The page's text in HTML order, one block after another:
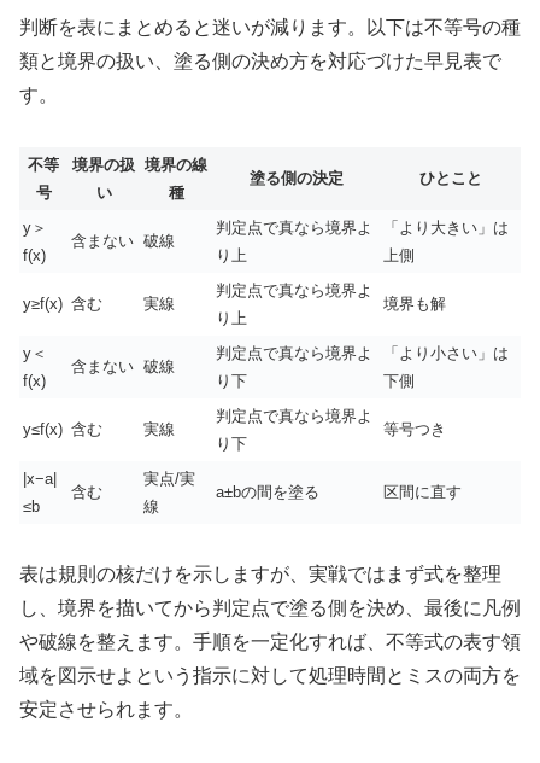
判断を表にまとめると迷いが減ります。以下は不等号の種
類と境界の扱い、塗る側の決め方を対応づけた早見表で
す。
不等
号
境界の扱
い
境界の線
種
塗る側の決定 ひとこと
y＞
f(x)
含まない 破線
判定点で真なら境界よ
り上
「より大きい」は
上側
y≥f(x) 含む 実線
判定点で真なら境界よ
り上
境界も解
y＜
f(x)
含まない 破線
判定点で真なら境界よ
り下
「より小さい」は
下側
y≤f(x) 含む 実線
判定点で真なら境界よ
り下
等号つき
|x−a|
≤b
含む
実点/実
線
a±bの間を塗る 区間に直す
表は規則の核だけを示しますが、実戦ではまず式を整理
し、境界を描いてから判定点で塗る側を決め、最後に凡例
や破線を整えます。手順を一定化すれば、不等式の表す領
域を図示せよという指示に対して処理時間とミスの両方を
安定させられます。